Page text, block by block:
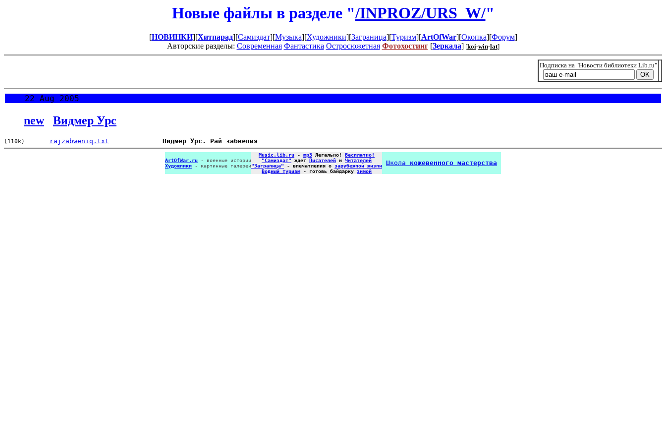
Новые файлы в разделе "/INPROZ/URS_W/"
[НОВИНКИ][Хитпарад][Самиздат][Музыка][Художники][Заграница][Туризм][ArtOfWar][Окопка][Форум]
Авторские разделы: Современная Фантастика Остросюжетная Фотохостинг[Зеркала] [koi-win-lat]
Подписка на "Новости библиотеки Lib.ru"
22 Aug 2005
new Видмер Урс
(110k) rajzabweniq.txt Видмер Урс. Рай забвения
ArtOfWar.ru - военные истории
Художники - картинные галереи
Music.lib.ru - mp3 Легально! Бесплатно!
"Самиздат" ждет Писателей и Читателей
"Заграница" - впечатления о зарубежной жизни
Водный туризм - готовь байдарку зимой
Школа кожевенного мастерства